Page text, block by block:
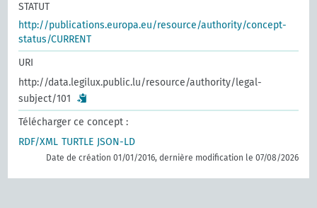
STATUT
http://publications.europa.eu/resource/authority/concept-
status/CURRENT
URI
http://data.legilux.public.lu/resource/authority/legal-
subject/101
Télécharger ce concept :
RDF/XML TURTLE JSON-LD
Date de création 01/01/2016, dernière modification le 07/08/2026